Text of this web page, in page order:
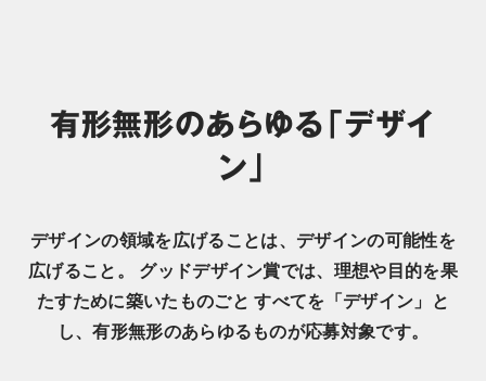
有形無形のあらゆる「デザイ
ン」
デザインの領域を広げることは、デザインの可能性を
広げること。 グッドデザイン賞では、理想や目的を果
たすために築いたものごと すべてを「デザイン」と
し、有形無形のあらゆるものが応募対象です。